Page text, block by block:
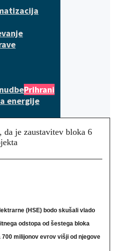
Prihrani
energije
je zaustavitev bloka 6
(HSE) bodo skušali vlado
odstopa od šestega bloka
milijonov evrov višji od njegove